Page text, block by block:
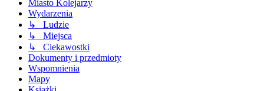
Miasto Kolejarzy
Wydarzenia
↳ Ludzie
↳ Miejsca
↳ Ciekawostki
Dokumenty i przedmioty
Wspomnienia
Mapy